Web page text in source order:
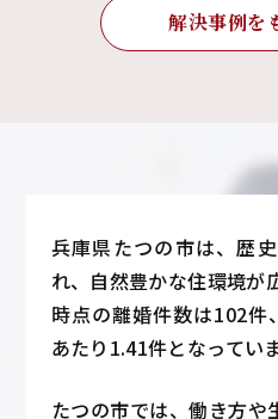
解決事例を
兵庫県たつの市は、歴
れ、自然豊かな住環境が
時点の離婚件数は102
あたり1.41件となっていま
たつの市では、働き方や